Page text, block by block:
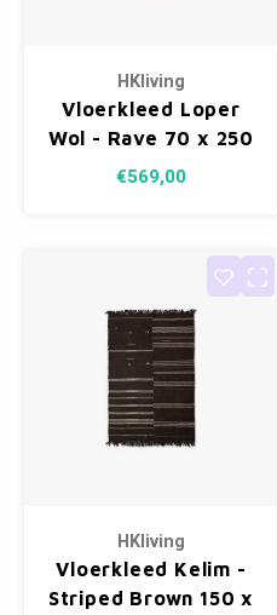
HKliving
Vloerkleed Loper
Wol - Rave 70 x 250
cm
€569,00
HKliving
Vloerkleed Kelim -
Striped Brown 150 x